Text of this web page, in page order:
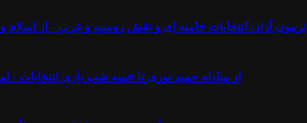
تریبون آزاد: انتخابات خامنه ای و نقش روسیه و غرب - از اسلام
از مبادله حمید نوری تا خیمه شب بازی انتخابات -